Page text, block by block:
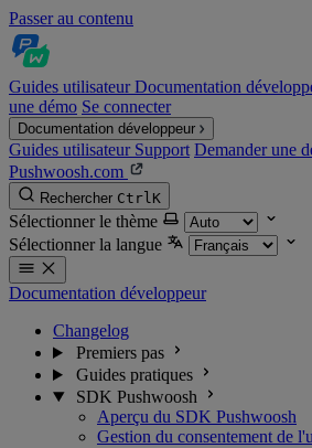
Passer au contenu
Guides utilisateurDocumentation
une démo Se connecter
Documentation développeur
Guides utilisateur Support Demander une
Pushwoosh.com
Rechercher CtrlK
Sélectionner le thème
Sélectionner la langue
Documentation développeur
Changelog
Premiers pas
Guides pratiques
SDK Pushwoosh
Aperçu du SDK Pushwoosh
Gestion du consentement de